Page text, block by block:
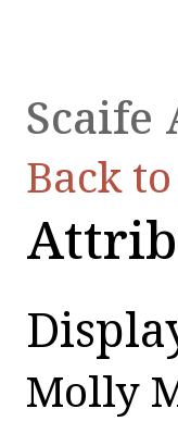
Scaife
Back
Molly